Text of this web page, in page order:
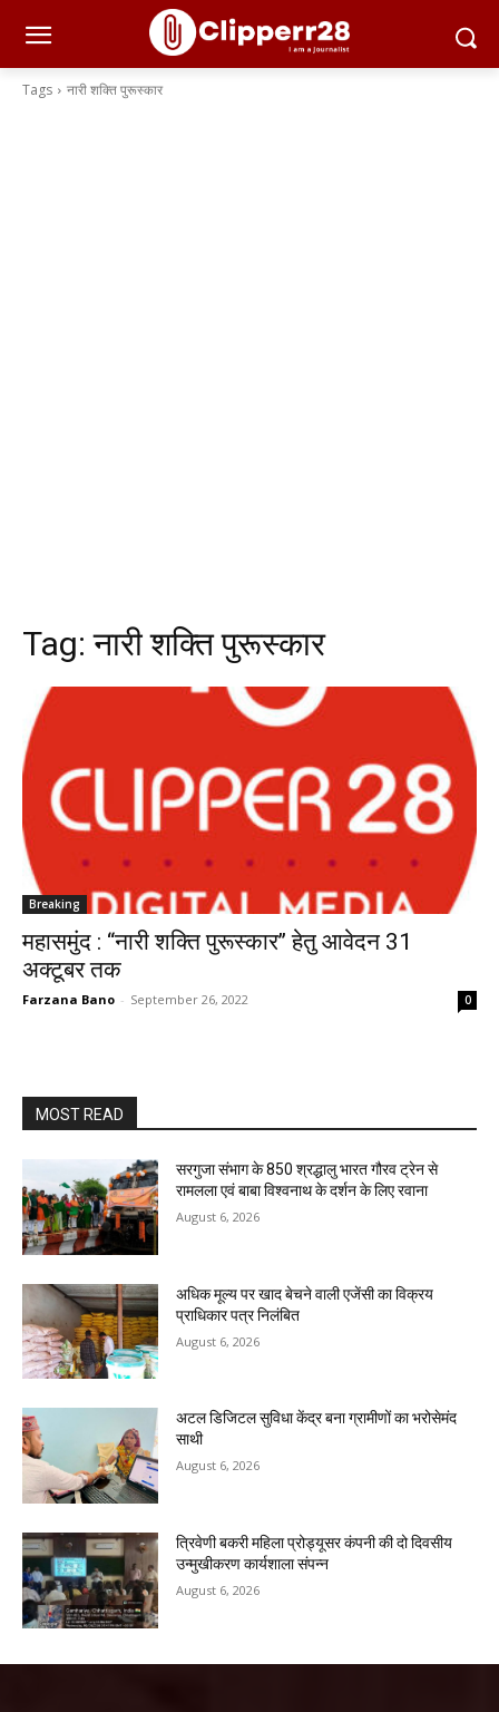
Tags नारी शक्ति पुरूस्कार
Tag:नारी शक्ति पुरूस्कार
Breaking
महासमुंद : “नारी शक्ति पुरूस्कार’’ हेतु आवेदन 31
अक्टूबर तक
Farzana Bano - September 26, 2022 0
MOST READ
सरगुजा संभाग के 850 श्रद्धालु भारत गौरव ट्रेन से
रामलला एवं बाबा विश्वनाथ के दर्शन के लिए रवाना
August 6, 2026
अधिक मूल्य पर खाद बेचने वाली एजेंसी का विक्रय
प्राधिकार पत्र निलंबित
August 6, 2026
अटल डिजिटल सुविधा केंद्र बना ग्रामीणों का भरोसेमंद
साथी
August 6, 2026
त्रिवेणी बकरी महिला प्रोड्यूसर कंपनी की दो दिवसीय
उन्मुखीकरण कार्यशाला संपन्न
August 6, 2026